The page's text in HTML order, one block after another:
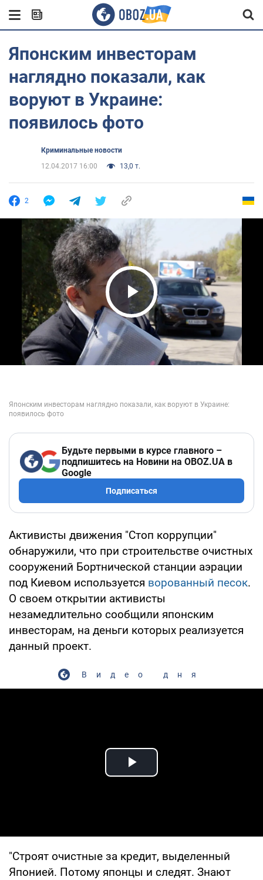
Японским инвесторам
наглядно показали, как
воруют в Украине:
появилось фото
Криминальные новости
12.04.2017 16:00
13,0 т.
2
Play Video
Будьте первыми в курсе главного –
подпишитесь на Новини на OBOZ.UA в
Google
Подписаться
Активисты движения "Стоп коррупции"
обнаружили, что при строительстве очистных
сооружений Бортнической станции аэрации
под Киевом используется ворованный песок.
О своем открытии активисты
незамедлительно сообщили японским
инвесторам, на деньги которых реализуется
данный проект.
Видео дня
Play Video
"Строят очистные за кредит, выделенный
Японией. Потому японцы и следят. Знают